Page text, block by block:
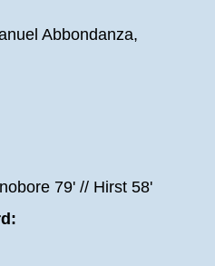
Lukas Hupfauf
an. Die Partie
5. Spielminute kamen
Mal vor das Tor der
Freistoß von Leon
Gefahr für den Keeper
Minute später war
im Tor der Eintracht
doch der Keeper des
Abbondanza,
79' // Hirst 58'